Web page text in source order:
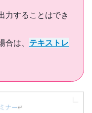
力することはでき
は、 テキストレ